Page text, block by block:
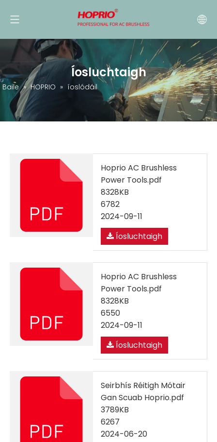
Íosluchtaigh
Baile » HOPRIO » íoslódáil
Hoprio AC Brushless
Power Tools.pdf
8328KB
6782
2024-09-11
Íosluchtaigh
Hoprio AC Brushless
Power Tools.pdf
8328KB
6550
2024-09-11
Íosluchtaigh
Seirbhís Réitigh Mótair
Gan Scuab Hoprio.pdf
3789KB
6267
2024-06-20